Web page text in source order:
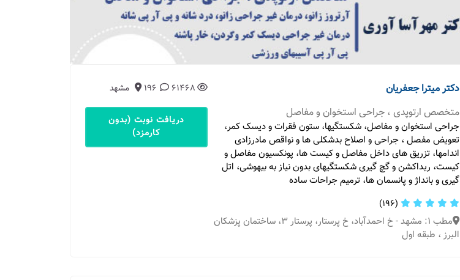
دکتر میترا جعفریان
متخصص ارتوپدی ، جراحی استخوان و مفاصل
جراحی استخوان و مفاصل، شکستگیها، ستون فقرات و دیسک کمر،
تعویض مفصل ، جراحی و اصلاح بدشکلی ها و نواقص مادرزادی
اندامها، تزریق های داخل مفاصل و کیست ها، پونکسیون مفاصل و
کیست، ریداکشن و گچ گیری شکستگیهای بدون نیاز به بیهوشی، اتل
گیری و بانداژ و پانسمان ها، ترمیم جراحات ساده
(196)
مطب 1: مشهد - خ احمدآباد، خ پرستار، پرستار 3، ساختمان پزشکان
البرز ، طبقه اول
61468
196 مشهد
دریافت نوبت (بدون
کارمزد)